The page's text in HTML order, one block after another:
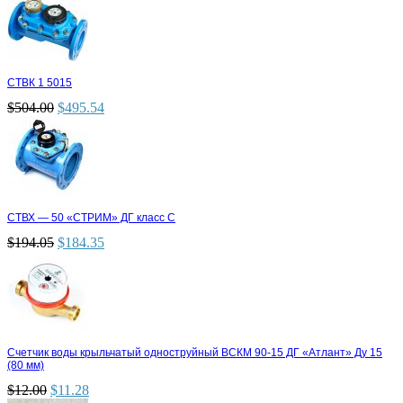
СТВК 1 5015
$504.00 $495.54
СТВХ — 50 «СТРИМ» ДГ класс С
$194.05 $184.35
Счетчик воды крыльчатый одноструйный ВСКМ 90-15 ДГ «Атлант» Ду 15
(80 мм)
$12.00 $11.28